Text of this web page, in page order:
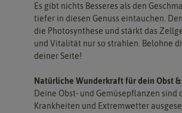
Es gibt nichts Besseres als den
tiefer in diesen Genuss eintauchen.
die Photosynthese und stärkt das
und Vitalität nur so strahlen. Belohne
deiner Seite!
Natürliche Wunderkraft für dein Obst &
Deine Obst- und Gemüsepflanzen sind
Krankheiten und Extremwetter